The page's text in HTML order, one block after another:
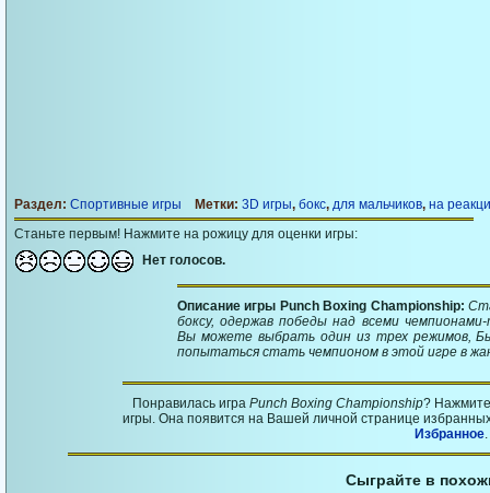
Раздел: Спортивные игры Метки: 3D игры, бокс, для мальчиков, на
Станьте первым! Нажмите на рожицу для оценки игры:
Нет голосов.
Описание игры Punch Boxing Championship:
боксу, одержав победы над всеми
Вы можете выбрать один из трех режимов,
попытаться стать чемпионом в этой игре в
Понравилась игра Punch Boxing Championship?
игры. Она появится на Вашей личной странице
Избранное.
Сыграйте в